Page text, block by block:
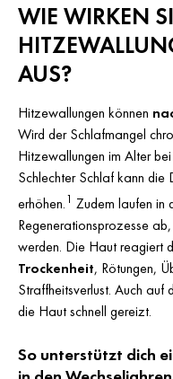
WIE WIRKEN
AUS?
Hitzewallungen können
Wird der Schlafmangel
Hitzewallungen im Alter
Schlechter Schlaf kann die
erhöhen.1 Zudem laufen in
Regenerationsprozesse
werden. Die Haut reagiert
Trockenheit, Rötungen,
Straffheitsverlust. Auch auf
die Haut schnell gereizt.
So unterstützt dich